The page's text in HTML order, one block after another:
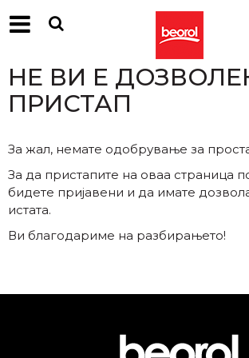
БЕСПЛАТНА
ИСПОРАКА
НЕ ВИ Е
ПРИСТАП
За жал, немате одобрување за
За да пристапите на оваа страница
бидете пријавени и да имате
истата.
Ви благодариме на разбирањето!